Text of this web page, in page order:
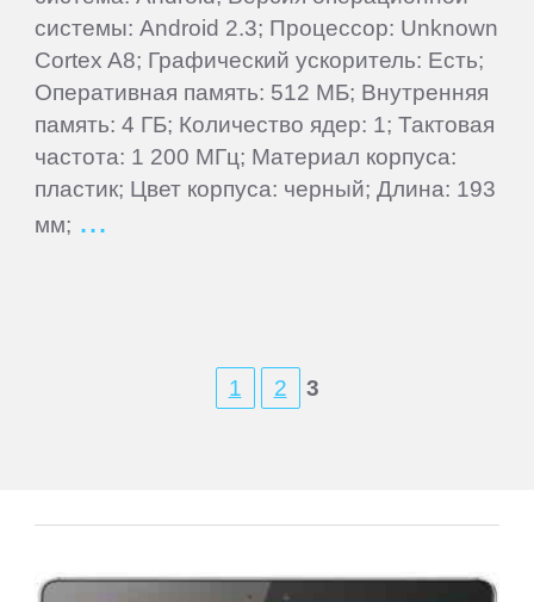
системы: Android 2.3; Процессор: Unknown
Cortex A8; Графический ускоритель: Есть;
Оперативная память: 512 МБ; Внутренняя
память: 4 ГБ; Количество ядер: 1; Тактовая
частота: 1 200 МГц; Материал корпуса:
пластик; Цвет корпуса: черный; Длина: 193
мм;
1 2 3
Coby
Creative
CrownMicro
DEXP
Digma